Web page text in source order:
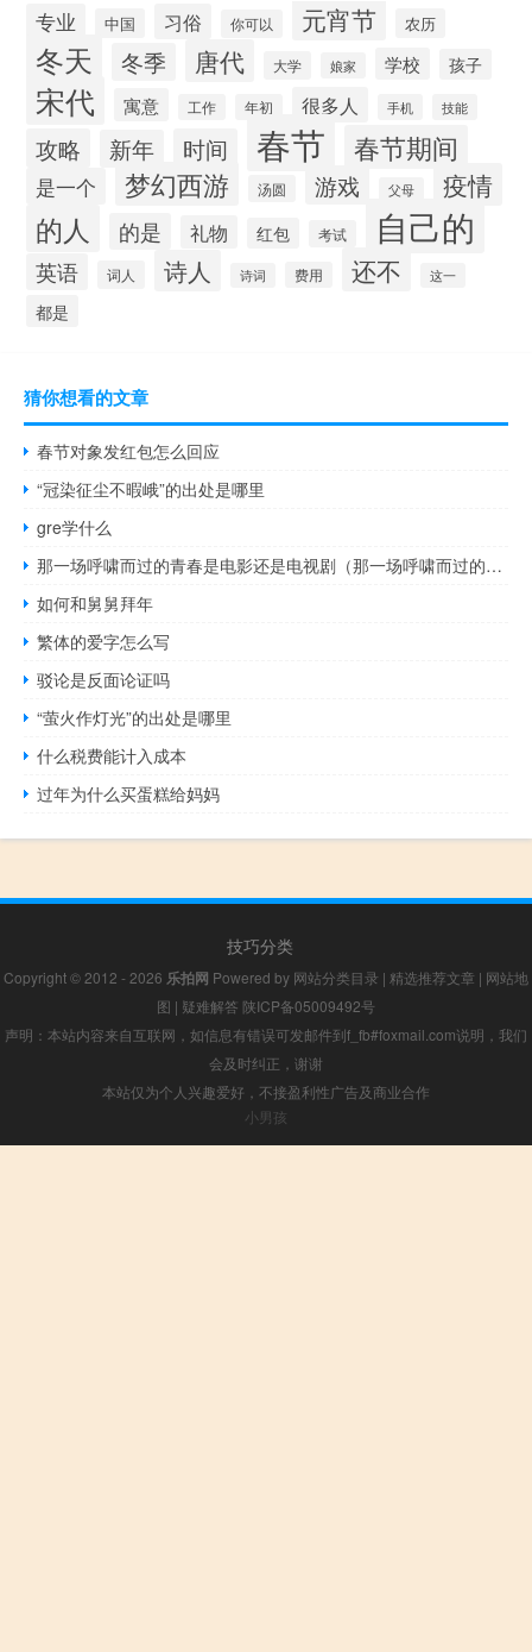
专业 中国 习俗 你可以 元宵节 农历
冬天 冬季 唐代 大学 娘家 学校 孩子
宋代 寓意 工作 年初 很多人 手机 技能
攻略 新年 时间 春节 春节期间
是一个 梦幻西游 汤圆 游戏 父母 疫情
的人 的是 礼物 红包 考试 自己的
英语 词人 诗人 诗词 费用 还不 这一
都是
猜你想看的文章
春节对象发红包怎么回应
“冠染征尘不暇峨”的出处是哪里
gre学什么
那一场呼啸而过的青春是电影还是电视剧（那一场呼啸而过的青春怎么样）
如何和舅舅拜年
繁体的爱字怎么写
驳论是反面论证吗
“萤火作灯光”的出处是哪里
什么税费能计入成本
过年为什么买蛋糕给妈妈
技巧分类
Copyright © 2012 - 2026 乐拍网 Powered by 网站分类目录 | 精选推荐文章 | 网站地
图 | 疑难解答 陕ICP备05009492号
声明：本站内容来自互联网，如信息有错误可发邮件到f_fb#foxmail.com说明，我们
会及时纠正，谢谢
本站仅为个人兴趣爱好，不接盈利性广告及商业合作
小男孩